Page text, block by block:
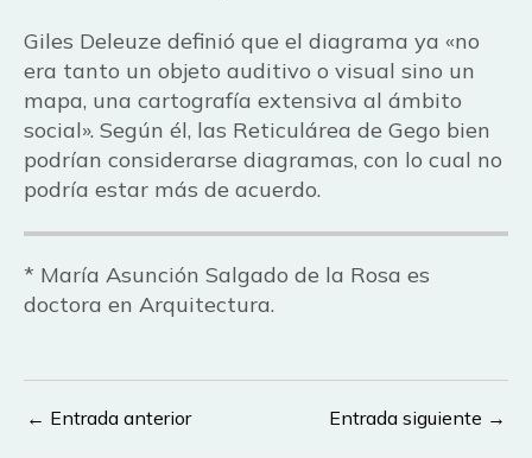
Giles Deleuze definió que el diagrama ya «no
era tanto un objeto auditivo o visual sino un
mapa, una cartografía extensiva al ámbito
social». Según él, las Reticulárea de Gego bien
podrían considerarse diagramas, con lo cual no
podría estar más de acuerdo.
* María Asunción Salgado de la Rosa es
doctora en Arquitectura.
Navegación
← Entrada anterior Entrada siguiente →